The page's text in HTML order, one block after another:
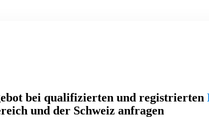
bei qualifizierten und registrierten
und der Schweiz anfragen